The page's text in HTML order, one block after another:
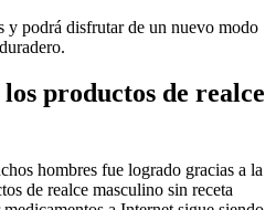
y podrá disfrutar de un nuevo modo
productos de realce
hombres fue logrado gracias a la
de realce masculino sin receta